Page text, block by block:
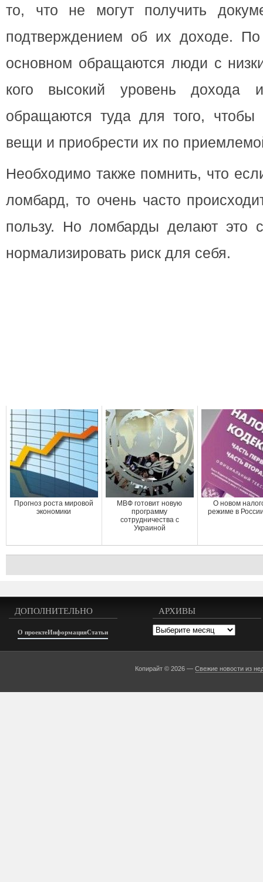
то, что не могут получить
подтверждением об их доходе.
основном обращаются люди с
кого высокий уровень дохода
обращаются туда для того, чтобы
вещи и приобрести их по
Необходимо также помнить, что
ломбард, то очень часто
пользу. Но ломбарды делают это
нормализировать риск для себя.
Прогноз роста мировой
экономики
МВФ готовит новую
программу
сотрудничества с
Украиной
О новом
режиме в
ДОПОЛНИТЕЛЬНО
О проектеИнформацияСтатьи
АРХИВЫ
Архивы
Копирайт © 2026 —Свежие новости из